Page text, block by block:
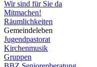
Wir sind für Sie da
Mitmachen!
Räumlichkeiten
Gemeindeleben
Jugendpastorat
Kirchenmusik
Gruppen